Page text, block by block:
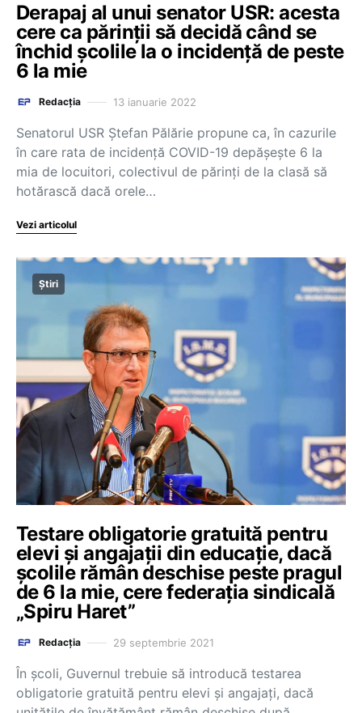
Derapaj al unui senator USR: acesta
cere ca părinții să decidă când se
închid școlile la o incidență de peste
6 la mie
Redacția 13 ianuarie 2022
Senatorul USR Ştefan Pălărie propune ca, în cazurile
în care rata de incidenţă COVID-19 depăşeşte 6 la
mia de locuitori, colectivul de părinţi de la clasă să
hotărască dacă orele…
Vezi articolul
Știri
Testare obligatorie gratuită pentru
elevi și angajații din educație, dacă
școlile rămân deschise peste pragul
de 6 la mie, cere federația sindicală
„Spiru Haret”
Redacția 29 septembrie 2021
În școli, Guvernul trebuie să introducă testarea
obligatorie gratuită pentru elevi și angajați, dacă